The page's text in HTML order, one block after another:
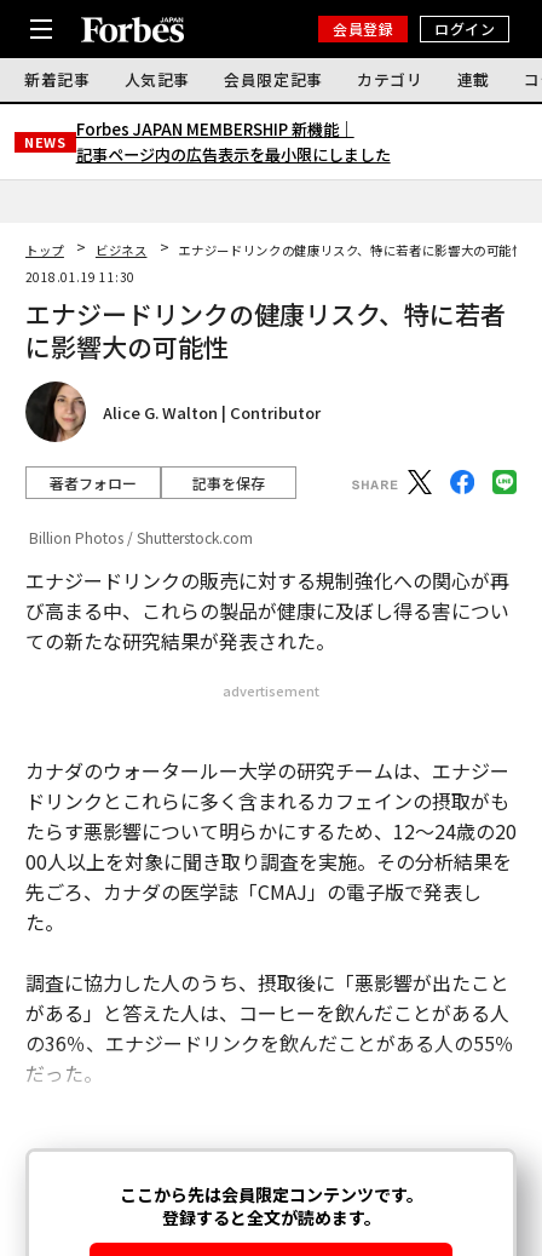
会員登録 ログイン
新着記事 人気記事 会員限定記事 カテゴリ 連載
NEWS
Forbes JAPAN MEMBERSHIP 新機能｜
記事ページ内の広告表示を最小限にしました
トップ ビジネス
エナジードリンクの健康リスク、特に若者に影響大の可能性
2018.01.19 11:30
エナジードリンクの健康リスク、特に若者
に影響大の可能性
Alice G. Walton | Contributor
著者フォロー 記事を保存
Billion Photos / Shutterstock.com
エナジードリンクの販売に対する規制強化への関心が再
び高まる中、これらの製品が健康に及ぼし得る害につい
ての新たな研究結果が発表された。
advertisement
カナダのウォータールー大学の研究チームは、エナジー
ドリンクとこれらに多く含まれるカフェインの摂取がも
たらす悪影響について明らかにするため、12～24歳の20
00人以上を対象に聞き取り調査を実施。その分析結果を
先ごろ、カナダの医学誌「CMAJ」の電子版で発表し
た。
調査に協力した人のうち、摂取後に「悪影響が出たこと
がある」と答えた人は、コーヒーを飲んだことがある人
の36％、エナジードリンクを飲んだことがある人の55％
だった。